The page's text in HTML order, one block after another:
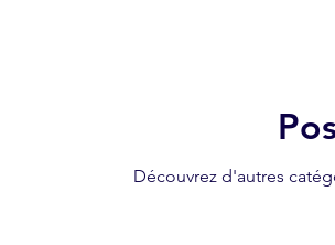
Découvrez d'autres